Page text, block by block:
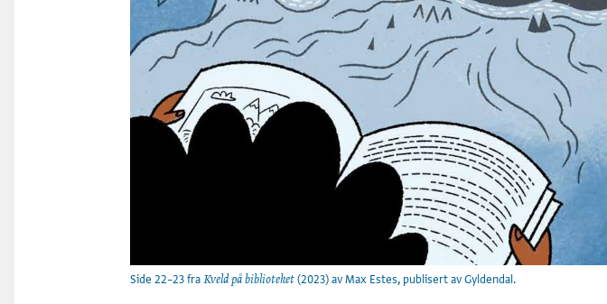
Side 22–23 fra Kveld på biblioteket (2023) av Max Estes, publisert av Gyldendal.